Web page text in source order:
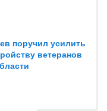
поручил усилить
ветеранов